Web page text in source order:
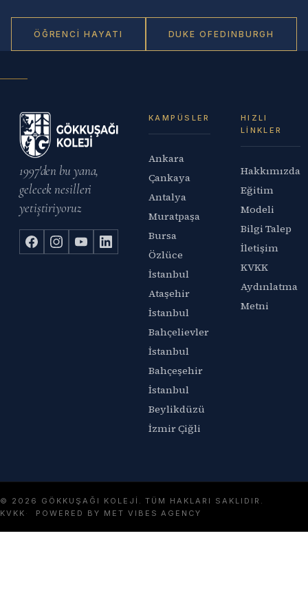
ÖĞRENCI HAYATI DUKE OFEDINBURGH
1997'den bu yana,
gelecek nesilleri
yetiştiriyoruz
KAMPÜSLER
Ankara
Çankaya
Antalya
Muratpaşa
Bursa
Özlüce
İstanbul
Ataşehir
İstanbul
Bahçelievler
İstanbul
Bahçeşehir
İstanbul
Beylikdüzü
İzmir Çiğli
HIZLI
LINKLER
Hakkımızda
Eğitim
Modeli
Bilgi Talep
İletişim
KVKK
Aydınlatma
Metni
© 2026 GÖKKUŞAĞI KOLEJI. TÜM HAKLARI SAKLIDIR.
KVKK
POWERED BY MET VIBES AGENCY